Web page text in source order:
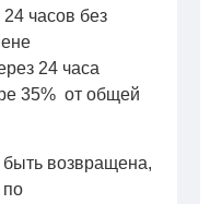
часов без
24 часа
35% от общей
возвращена,
по